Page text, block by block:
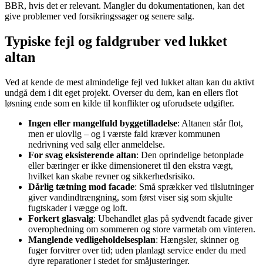
BBR, hvis det er relevant. Mangler du dokumentationen, kan det
give problemer ved forsikringssager og senere salg.
Typiske fejl og faldgruber ved lukket
altan
Ved at kende de mest almindelige fejl ved lukket altan kan du aktivt
undgå dem i dit eget projekt. Overser du dem, kan en ellers flot
løsning ende som en kilde til konflikter og uforudsete udgifter.
Ingen eller mangelfuld byggetilladelse: Altanen står flot,
men er ulovlig – og i værste fald kræver kommunen
nedrivning ved salg eller anmeldelse.
For svag eksisterende altan: Den oprindelige betonplade
eller bæringer er ikke dimensioneret til den ekstra vægt,
hvilket kan skabe revner og sikkerhedsrisiko.
Dårlig tætning mod facade: Små sprækker ved tilslutninger
giver vandindtrængning, som først viser sig som skjulte
fugtskader i vægge og loft.
Forkert glasvalg: Ubehandlet glas på sydvendt facade giver
overophedning om sommeren og store varmetab om vinteren.
Manglende vedligeholdelsesplan: Hængsler, skinner og
fuger forvitrer over tid; uden planlagt service ender du med
dyre reparationer i stedet for småjusteringer.